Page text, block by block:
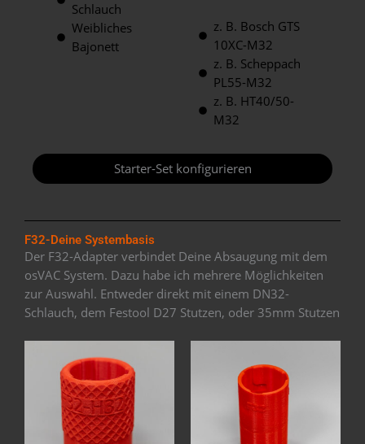
Schlauch
Weibliches
Bajonett
z. B. Bosch GTS
10XC-M32
z. B. Scheppach
PL55-M32
z. B. HT40/50-
M32
Starter-Set konfigurieren
F32-Deine Systembasis
Der F32-Adapter verbindet Deine Absaugung mit dem
osVAC System. Dazu habe ich mehrere Möglichkeiten
zur Auswahl. Entweder direkt mit einem DN32-
Schlauch, dem Festool D27 Stutzen, oder 35mm Stutzen